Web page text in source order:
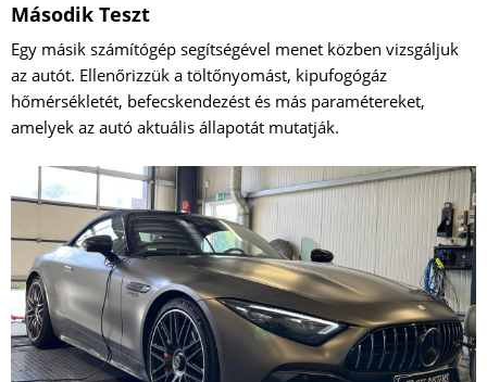
Második Teszt
Egy másik számítógép segítségével menet közben vizsgáljuk
az autót. Ellenőrizzük a töltőnyomást, kipufogógáz
hőmérsékletét, befecskendezést és más paramétereket,
amelyek az autó aktuális állapotát mutatják.